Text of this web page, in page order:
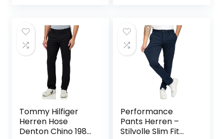
Männer
Tommy Hilfiger
Herren Hose
Denton Chino 1985
Performance
Pants Herren –
Stilvolle Slim Fit